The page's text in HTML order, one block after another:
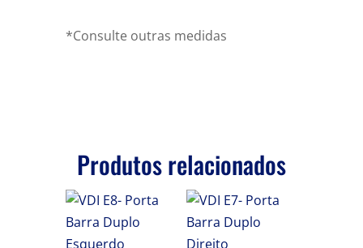
*Consulte outras medidas
Produtos relacionados